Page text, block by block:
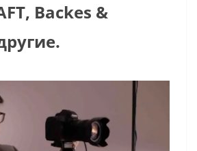
Backes &